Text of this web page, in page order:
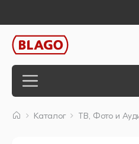
Каталог ТВ, Фото и